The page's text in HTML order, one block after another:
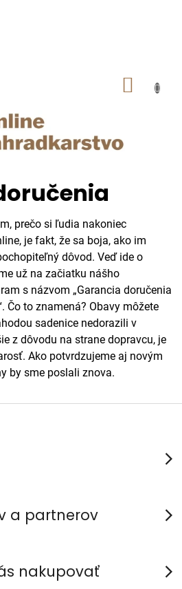
prečo si ľudia nakoniec
je fakt, že sa boja, ako im
dôvod. Veď ide o
už na začiatku nášho
s názvom „Garancia doručenia
Čo to znamená? Obavy môžete
sadenice nedorazili v
z dôvodu na strane dopravcu, je
Ako potvrdzujeme aj novým
by sme poslali znova.
a partnerov
nakupovať